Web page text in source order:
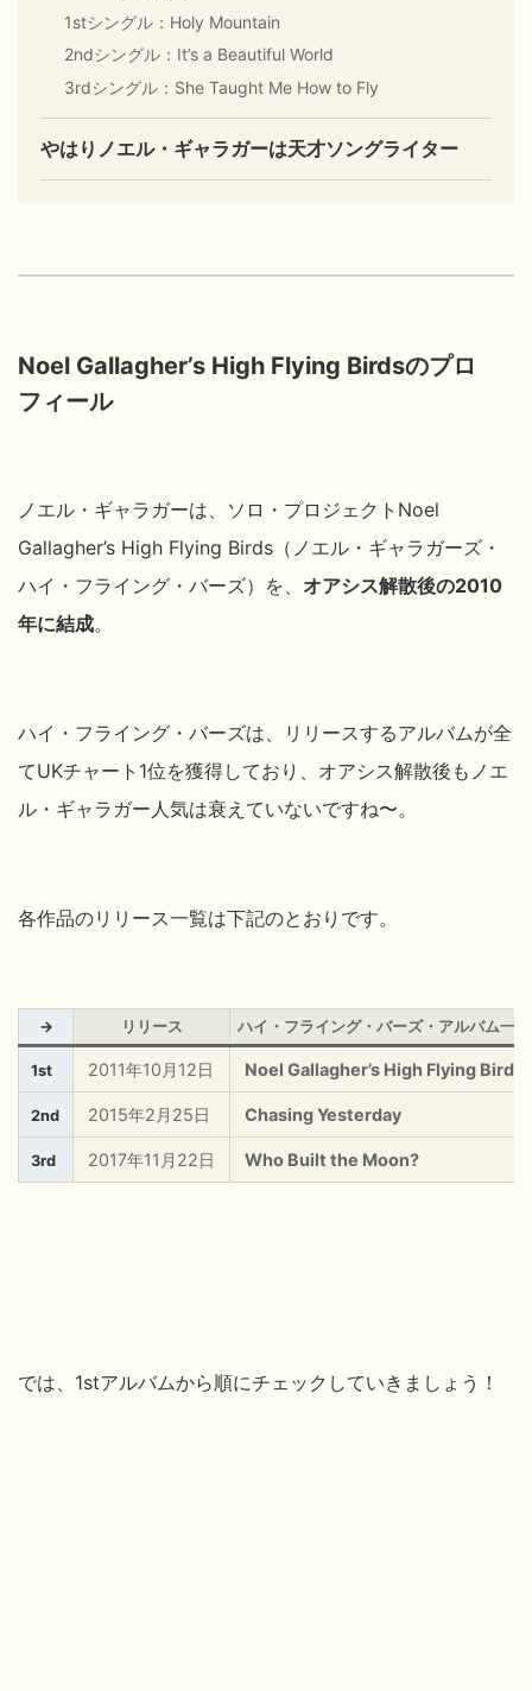
1stシングル：Holy Mountain
2ndシングル：It’s a Beautiful World
3rdシングル：She Taught Me How to Fly
やはりノエル・ギャラガーは天才ソングライター
Noel Gallagher’s High Flying Birdsのプロ
フィール
ノエル・ギャラガーは、ソロ・プロジェクトNoel
Gallagher’s High Flying Birds（ノエル・ギャラガーズ・
ハイ・フライング・バーズ）を、 オアシス解散後の2010
年に結成。
ハイ・フライング・バーズは、リリースするアルバムが全
てUKチャート1位を獲得しており、オアシス解散後もノエ
ル・ギャラガー人気は衰えていないですね〜。
各作品のリリース一覧は下記のとおりです。
→ リリース ハイ・フライング・バーズ・アルバム一覧
1st 2011年10月12日 Noel Gallagher’s High Flying Birds
2nd 2015年2月25日 Chasing Yesterday
3rd 2017年11月22日 Who Built the Moon?
では、1stアルバムから順にチェックしていきましょう！